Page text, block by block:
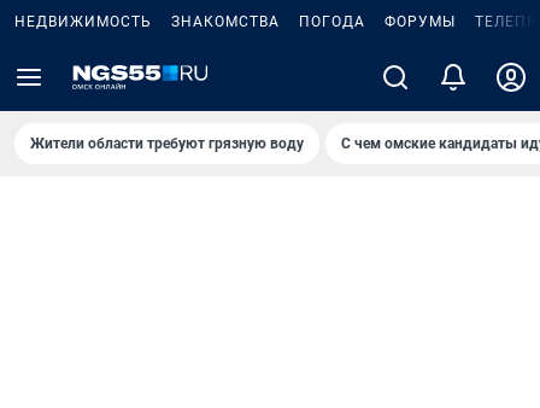
НЕДВИЖИМОСТЬ ЗНАКОМСТВА ПОГОДА ФОРУМЫ
Жители области требуют грязную воду С чем омские кандидаты